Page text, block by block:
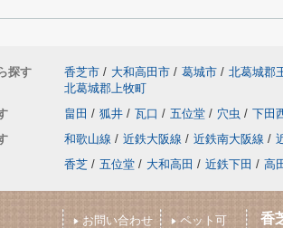
探す 香芝市 / 大和高田市 / 葛城市 / 北葛城郡
北葛城郡上牧町
畠田 / 狐井 / 瓦口 / 五位堂 / 穴虫 / 下田
和歌山線 / 近鉄大阪線 / 近鉄南大阪線 /
香芝 / 五位堂 / 大和高田 / 近鉄下田 / 高
お問い合わせ
ペット可
香